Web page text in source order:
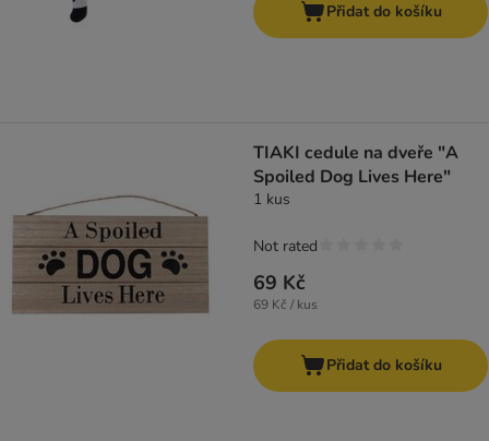
Přidat do košíku
TIAKI cedule na dveře "A
Spoiled Dog Lives Here"
1 kus
69 Kč
69 Kč / kus
Not rated
Přidat do košíku